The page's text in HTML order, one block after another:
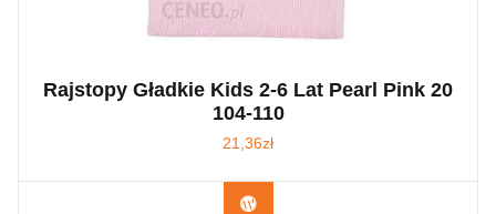
Rajstopy Gładkie Kids 2-6 Lat Pearl Pink 20
104-110
21,36zł
Kup Teraz